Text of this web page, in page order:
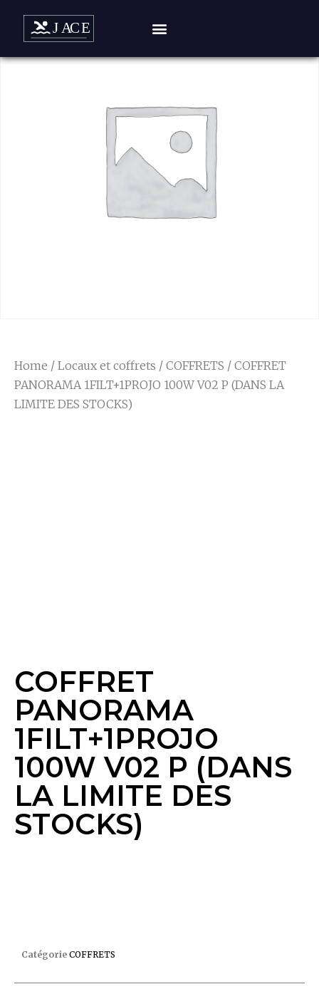
Home / Locaux et coffrets / COFFRETS / COFFRET
PANORAMA 1FILT+1PROJO 100W V02 P (DANS LA
LIMITE DES STOCKS)
COFFRET
PANORAMA
1FILT+1PROJO
100W V02 P (DANS
LA LIMITE DES
STOCKS)
Catégorie COFFRETS